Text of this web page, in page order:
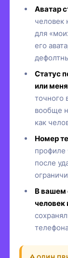
Аватар
человек
для
его
Статус
или
точного
вообще
как
Номер
профиле
после
В вашем
человек